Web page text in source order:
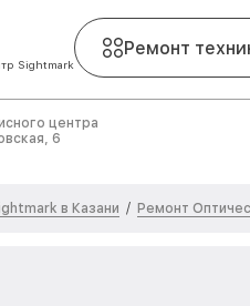
Sightmark
Ремонт
центра
6
в Казани / Ремонт